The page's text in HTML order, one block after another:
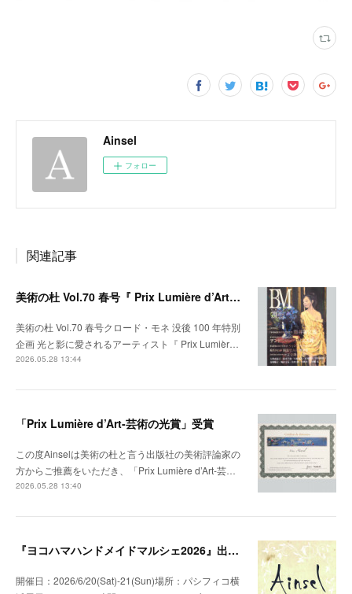
Ainsel
フォロー
関連記事
美術の杜 Vol.70 春号『 Prix Lumière d’Art ─ 芸術の光賞 』受賞者特集掲載
美術の杜 Vol.70 春号クロード・モネ 没後 100 年特別
企画 光と影に愛されるアーティスト『 Prix Lumièr…
2026.05.28 13:44
「Prix Lumière d’Art-芸術の光賞」受賞
この度Ainselは美術の杜と言う出版社の美術評論家の
方からご推薦をいただき、「Prix Lumière d’Art-芸…
2026.05.28 13:40
『ヨコハマハンドメイドマルシェ2026』出展のお知らせ
開催日：2026/6/20(Sat)-21(Sun)場所：パシフィコ横